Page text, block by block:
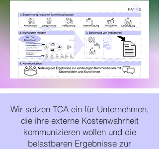
Wir setzen TCA ein für Unternehmen,
die ihre externe Kostenwahrheit
kommunizieren wollen und die
belastbaren Ergebnisse zur